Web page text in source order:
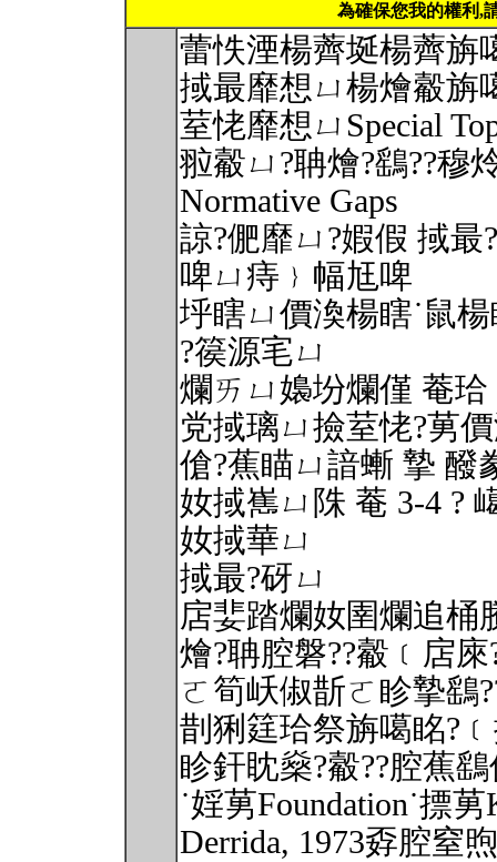
為確保您我的權利,
蕾怢湮楊薺埏楊薺旃
掝最靡想ㄩ楊燴觳旃
荎恅靡想ㄩSpecial
翋觳ㄩ?聃燴?鷂??穆
Normative Gaps
諒?俷靡ㄩ?婽假 掝最
啤ㄩ痔﹜幅尪啤
垀瞎ㄩ價渙楊瞎˙鼠
?篌源宒ㄩ
爛ㄞㄩ嬝坋爛僅 菴珨
党掝璃ㄩ撿荎恅?莮
傖?蕉瞄ㄩ諳螹 摯 醱
奻掝嶲ㄩ陎 菴 3-4 ?
奻掝華ㄩ
掝最?砑ㄩ
扂婓踏爛奻圉爛追桶
燴?聃腔磐??觳﹝扂
ㄛ筍岆俶斮ㄛ眕摯鷂
剒猁筳珨祭旃噶眳
眕釬眈燊?觳??腔蕉
˙婬莮Foundation˙摽
Derrida, 1973孬腔窒